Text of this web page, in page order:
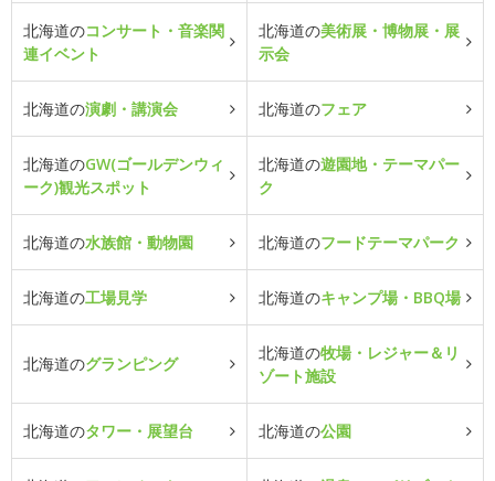
北海道のコンサート・音楽関
連イベント
北海道の美術展・博物展・展
示会
北海道の演劇・講演会 北海道のフェア
北海道のGW(ゴールデンウィ
ーク)観光スポット
北海道の遊園地・テーマパー
ク
北海道の水族館・動物園 北海道のフードテーマパーク
北海道の工場見学 北海道のキャンプ場・BBQ場
北海道のグランピング
北海道の牧場・レジャー＆リ
ゾート施設
北海道のタワー・展望台 北海道の公園